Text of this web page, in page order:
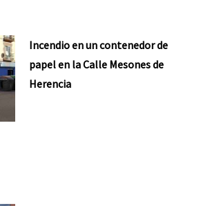
Incendio en un contenedor de
papel en la Calle Mesones de
Herencia